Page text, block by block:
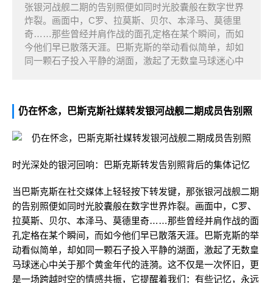
张银河战舰二期的告别照便如同时光胶囊般在数字世界
炸裂。画面中，C罗、拉莫斯、贝尔、本泽马、莫德里
奇……那些曾经并肩作战的面孔定格在某个瞬间，而如
今他们早已散落天涯。巴斯克斯的举动看似简单，却如
同一颗石子投入平静的湖面，激起了无数皇马球迷心中
仍在怀念，巴斯克斯社媒转发银河战舰二期成员告别照
时光深处的银河回响：巴斯克斯转发告别照背后的集体记忆
当巴斯克斯在社交媒体上轻轻按下转发键，那张银河战舰二期
的告别照便如同时光胶囊般在数字世界炸裂。画面中，C罗、
拉莫斯、贝尔、本泽马、莫德里奇……那些曾经并肩作战的面
孔定格在某个瞬间，而如今他们早已散落天涯。巴斯克斯的举
动看似简单，却如同一颗石子投入平静的湖面，激起了无数皇
马球迷心中关于那个黄金年代的涟漪。这不仅是一次怀旧，更
是一场跨越时空的情感共振，它提醒着我们：有些记忆，永远